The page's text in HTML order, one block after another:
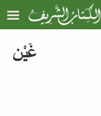
Skip to main content
غَيْن